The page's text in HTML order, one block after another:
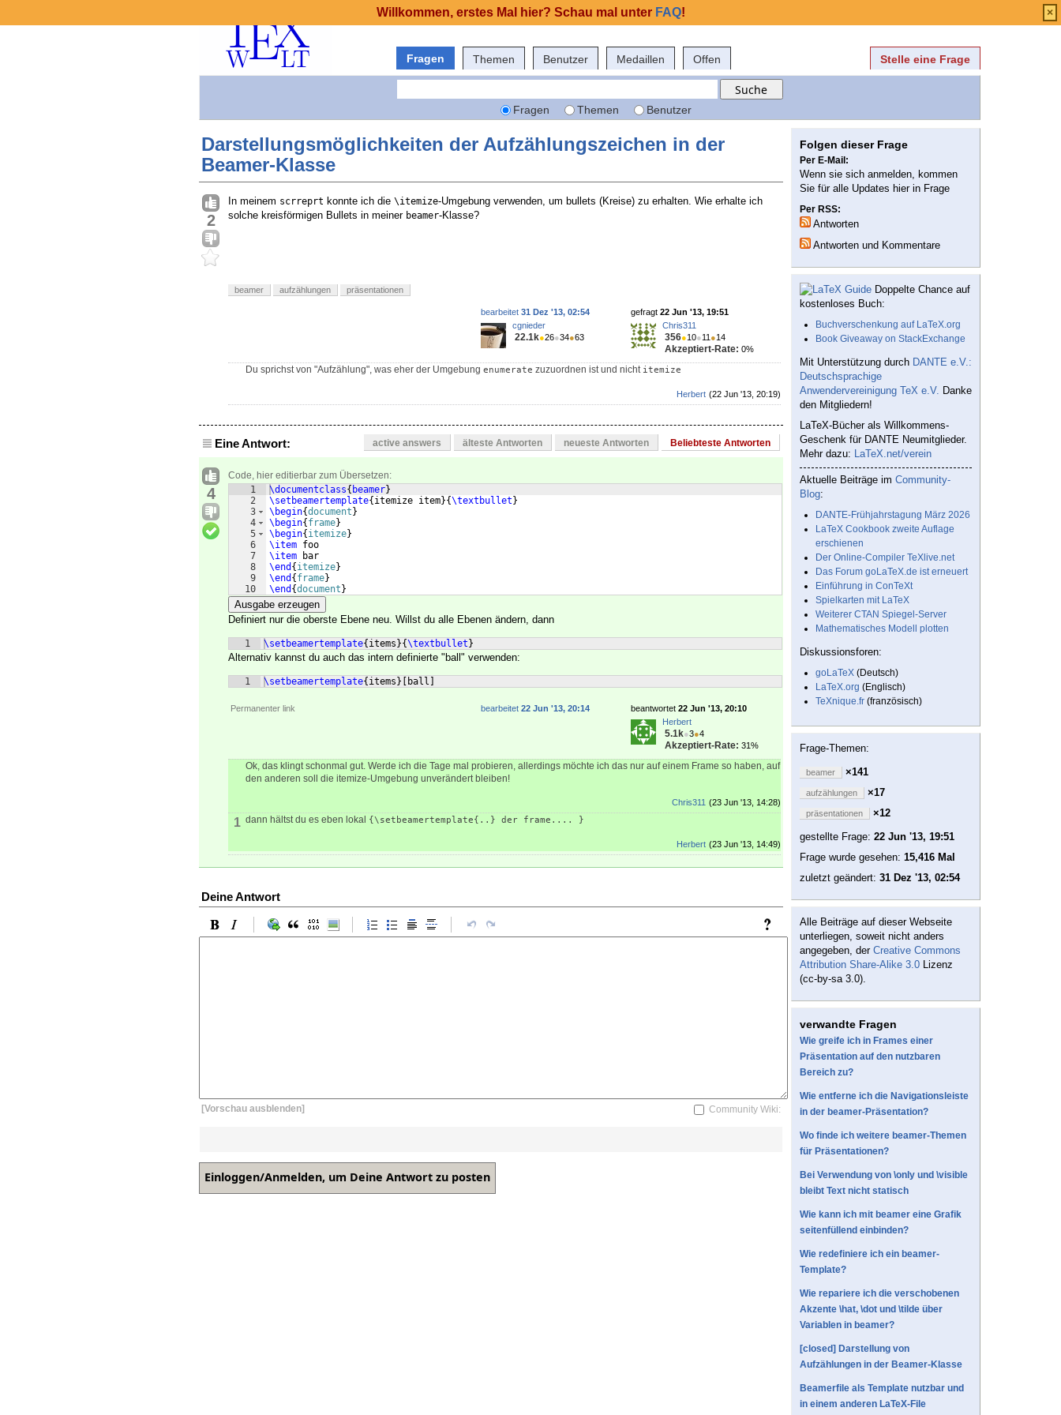
Fragen Themen Benutzer Medaillen Offen Stelle eine Frage
Fragen Themen Benutzer
Darstellungsmöglichkeiten der Aufzählungszeichen in der
Beamer-Klasse
2
In meinem scrreprt konnte ich die \itemize-Umgebung verwenden, um bullets (Kreise) zu erhalten. Wie erhalte ich
solche kreisförmigen Bullets in meiner beamer-Klasse?
beamer aufzählungen präsentationen
gefragt 22 Jun '13, 19:51
Chris311
356●10●11 ●14
Akzeptiert-Rate: 0%
bearbeitet 31 Dez '13, 02:54
cgnieder
22.1k●26●34●63
Du sprichst von "Aufzählung", was eher der Umgebung enumerate zuzuordnen ist und nicht itemize
(22 Jun '13, 20:19)
Herbert
Eine Antwort: active answers älteste Antworten neueste Antworten Beliebteste Antworten
4
Code, hier editierbar zum Übersetzen:
1
2
3
4
5
6
7
8
9
10
\documentclass{ beamer}
\setbeamertemplate{ itemize item}{\textbullet }
\begin{document }
\begin{ frame}
\begin{ itemize}
\item foo
\item bar
\end { itemize}
\end { frame}
\end {document }
Ausgabe erzeugen
Definiert nur die oberste Ebene neu. Willst du alle Ebenen ändern, dann
1 \setbeamertemplate{ items }{\textbullet }
Alternativ kannst du auch das intern definierte "ball" verwenden:
1 \setbeamertemplate{ items } ball
Permanenter link beantwortet 22 Jun '13, 20:10
Herbert
5.1k●3●4
Akzeptiert-Rate: 31%
bearbeitet 22 Jun '13, 20:14
Ok, das klingt schonmal gut. Werde ich die Tage mal probieren, allerdings möchte ich das nur auf einem Frame so haben, auf
den anderen soll die itemize-Umgebung unverändert bleiben!
(23 Jun '13, 14:28)
Chris311
1 dann hältst du es eben lokal {\setbeamertemplate{..} der frame.... }
(23 Jun '13, 14:49)
Herbert
Deine Antwort
[Vorschau ausblenden] Community Wiki:
Folgen dieser Frage
Per E-Mail:
Wenn sie sich anmelden, kommen
Sie für alle Updates hier in Frage
Per RSS:
Antworten
Antworten und Kommentare
Doppelte Chance auf
kostenloses Buch:
Buchverschenkung auf LaTeX.org
Book Giveaway on StackExchange
Mit Unterstützung durch DANTE e.V.:
Deutschsprachige
Anwendervereinigung TeX e.V. Danke
den Mitgliedern!
LaTeX-Bücher als Willkommens-
Geschenk für DANTE Neumitglieder.
Mehr dazu: LaTeX.net/verein
Aktuelle Beiträge im Community-
Blog:
DANTE-Frühjahrstagung März 2026
LaTeX Cookbook zweite Auflage
erschienen
Der Online-Compiler TeXlive.net
Das Forum goLaTeX.de ist erneuert
Einführung in ConTeXt
Spielkarten mit LaTeX
Weiterer CTAN Spiegel-Server
Mathematisches Modell plotten
Diskussionsforen:
goLaTeX (Deutsch)
LaTeX.org (Englisch)
TeXnique.fr (französisch)
Frage-Themen:
beamer ×141
aufzählungen ×17
präsentationen
×12
gestellte Frage: 22 Jun '13, 19:51
Frage wurde gesehen: 15,416 Mal
zuletzt geändert: 31 Dez '13, 02:54
Alle Beiträge auf dieser Webseite
unterliegen, soweit nicht anders
angegeben, der Creative Commons
Attribution Share-Alike 3.0 Lizenz
(cc-by-sa 3.0).
verwandte Fragen
Wie greife ich in Frames einer
Präsentation auf den nutzbaren
Bereich zu?
Wie entferne ich die Navigationsleiste
in der beamer-Präsentation?
Wo finde ich weitere beamer-Themen
für Präsentationen?
Bei Verwendung von \only und \visible
bleibt Text nicht statisch
Wie kann ich mit beamer eine Grafik
seitenfüllend einbinden?
Wie redefiniere ich ein beamer-
Template?
Wie repariere ich die verschobenen
Akzente \hat, \dot und \tilde über
Variablen in beamer?
[closed] Darstellung von
Aufzählungen in der Beamer-Klasse
Beamerfile als Template nutzbar und
in einem anderen LaTeX-File
Willkommen, erstes Mal hier? Schau mal unter FAQ! ×